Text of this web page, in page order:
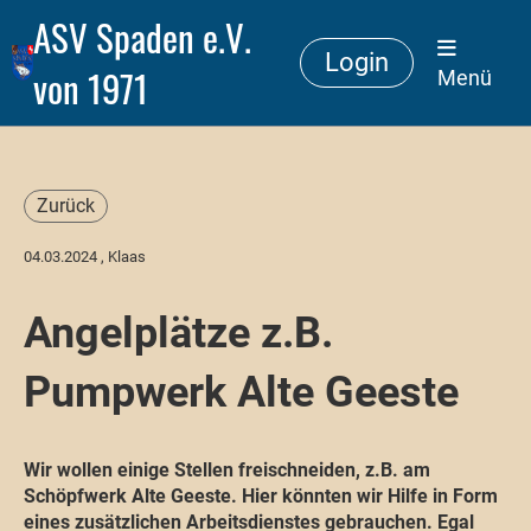
ASV Spaden e.V.
von 1971
Login
Menü
Zurück
04.03.2024 , Klaas
Angelplätze z.B.
Pumpwerk Alte Geeste
Wir wollen einige Stellen freischneiden, z.B. am
Schöpfwerk Alte Geeste. Hier könnten wir Hilfe in Form
eines zusätzlichen Arbeitsdienstes gebrauchen. Egal